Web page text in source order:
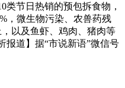
类节日热销的预包拆食物，
，微生物污染、农兽药残
以及鱼虾、鸡肉、猪肉等
报道】据“市说新语”微信号